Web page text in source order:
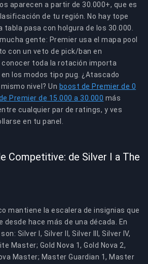
aparecen a partir de 30.000+, que es
de tu región. No hay tope
tabla pasa con holgura de los 30.000.
gente: Premier usa el mapa pool
con un veto de pick/ban en
conocer toda la rotación importa
los modos tipo pug. ¿Atascado
nivel? Un boost de Premier de 0
Premier de 15.000 a 30.000 más
cualquier par de ratings, y ves
en tu panel.
Competitive: de Silver I a The
mantiene la escalera de insignias que
desde hace más de una década. En
Silver I, Silver II, Silver III, Silver IV,
Master; Gold Nova 1, Gold Nova 2,
Master; Master Guardian 1, Master